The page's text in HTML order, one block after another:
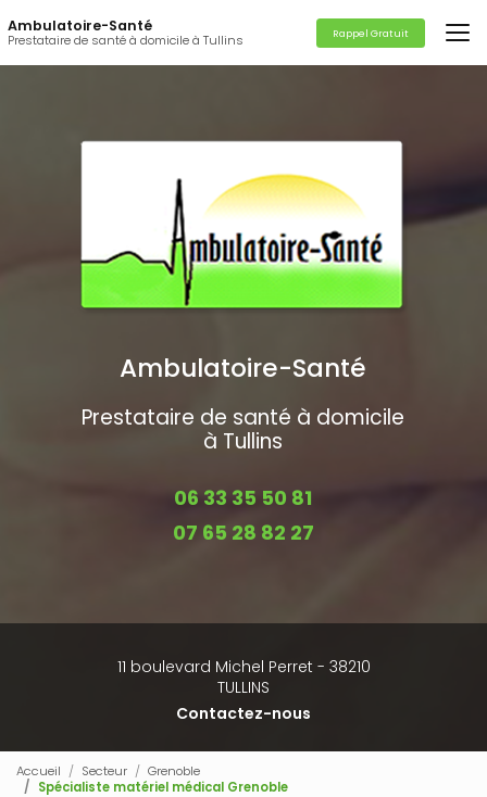
au
contenu
principal
Ambulatoire-Santé
Prestataire de santé à domicile à Tullins Rappel Gratuit
Ambulatoire-Santé
Prestataire de santé à domicile
à Tullins
06 33 35 50 81
07 65 28 82 27
11 boulevard Michel Perret - 38210
TULLINS
Contactez-nous
Accueil Secteur
Grenoble
Spécialiste matériel médical Grenoble